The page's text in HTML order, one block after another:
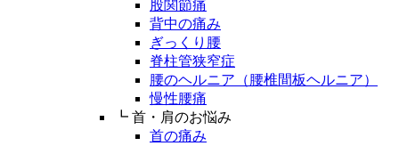
股関節痛
背中の痛み
ぎっくり腰
脊柱管狭窄症
腰のヘルニア（腰椎間板ヘルニア）
慢性腰痛
┗ 首・肩のお悩み
首の痛み